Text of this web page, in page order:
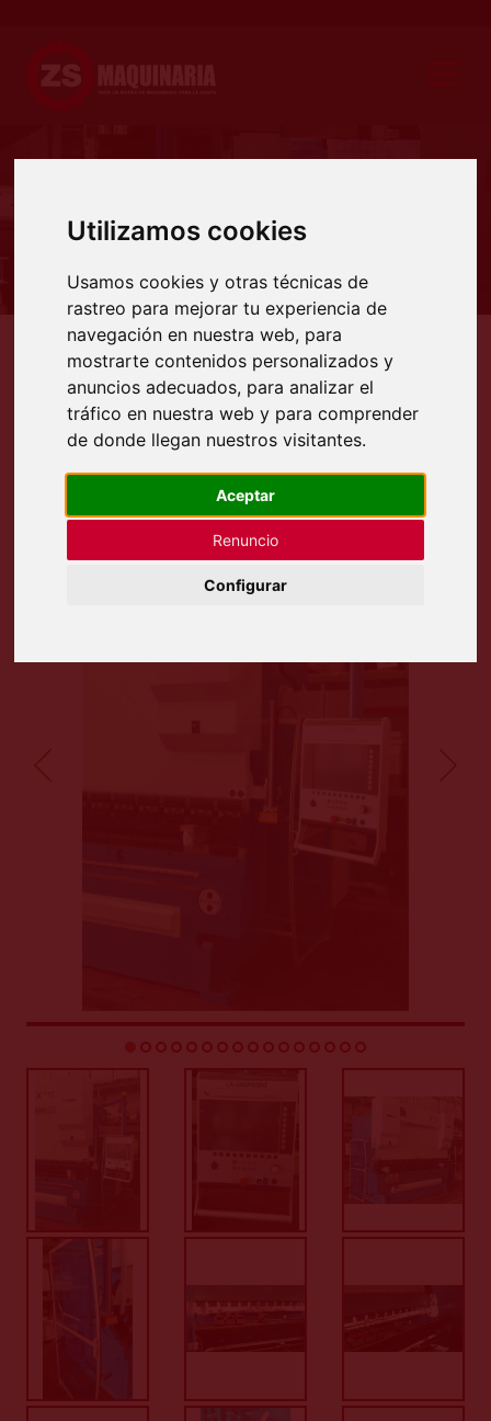
Utilizamos cookies
Usamos cookies y otras técnicas de
rastreo para mejorar tu experiencia de
navegación en nuestra web, para
mostrarte contenidos personalizados y
anuncios adecuados, para analizar el
tráfico en nuestra web y para comprender
de donde llegan nuestros visitantes.
Aceptar
Renuncio
Configurar
Producto
Productos Maquinaria ocasión Maquinaria chapa Plegadoras hidráulicas
PLEGADORA SINCRONIZADA
MARCA LAG MODELO X-BRAVO